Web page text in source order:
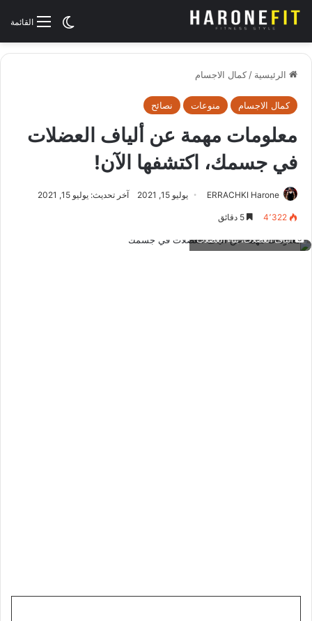
القائمةالوضع
الرئيسية / كمال الاجسام
كمال الاجسام منوعات نصائح
معلومات مهمة عن ألياف العضلات
في جسمك، اكتشفها الآن!
ERRACHKI Harone يوليو 15, 2021 آخر تحديث: يوليو 15, 2021
4٬322
ألياف العضلات، بناء العضلات